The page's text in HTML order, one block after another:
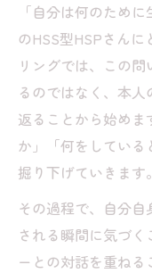
HSS型
リングで
生きづら
かにする
カウンセ
スを体感
グで得る
矛盾した心を
「自分は何のため
のHSS型HSPさん
リングでは、この
るのではなく、本
返ることから始め
か」「何をしてい
掘り下げていきます。
その過程で、自分
される瞬間に気づ
ーとの対話を重ね